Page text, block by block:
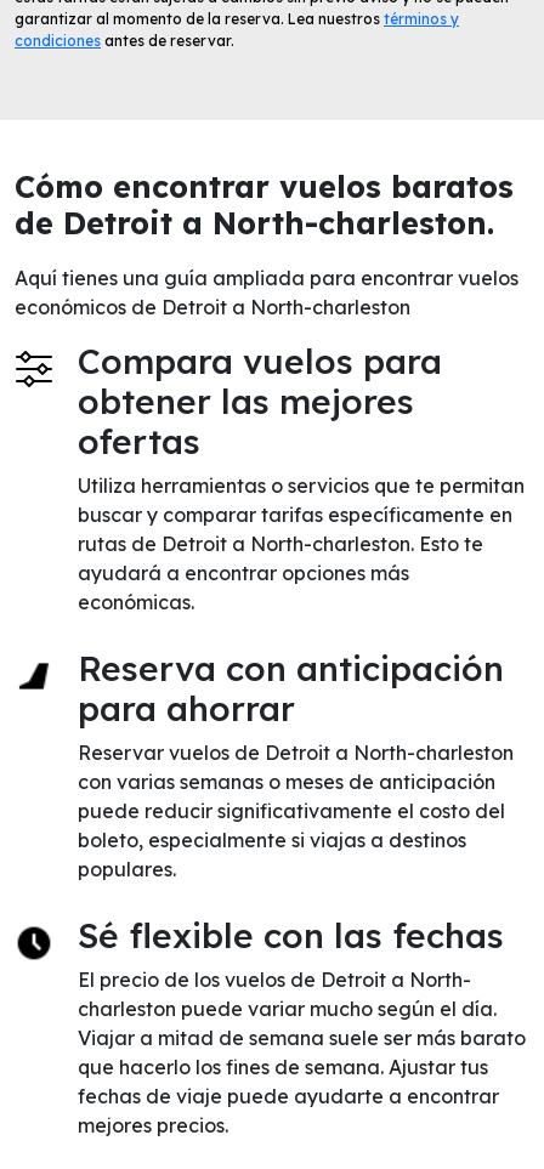
garantizar al momento de la reserva. Lea nuestros términos y
condiciones antes de reservar.
Cómo encontrar vuelos baratos
de Detroit a North-charleston.
Aquí tienes una guía ampliada para encontrar vuelos
económicos de Detroit a North-charleston
Compara vuelos para
obtener las mejores
ofertas
Utiliza herramientas o servicios que te permitan
buscar y comparar tarifas específicamente en
rutas de Detroit a North-charleston. Esto te
ayudará a encontrar opciones más
económicas.
Reserva con anticipación
para ahorrar
Reservar vuelos de Detroit a North-charleston
con varias semanas o meses de anticipación
puede reducir significativamente el costo del
boleto, especialmente si viajas a destinos
populares.
Sé flexible con las fechas
El precio de los vuelos de Detroit a North-
charleston puede variar mucho según el día.
Viajar a mitad de semana suele ser más barato
que hacerlo los fines de semana. Ajustar tus
fechas de viaje puede ayudarte a encontrar
mejores precios.